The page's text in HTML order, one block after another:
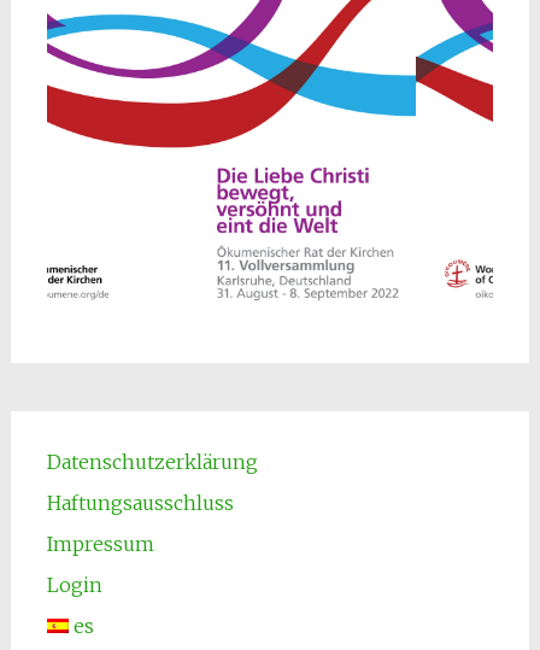
Datenschutzerklärung
Haftungsausschluss
Impressum
Login
es